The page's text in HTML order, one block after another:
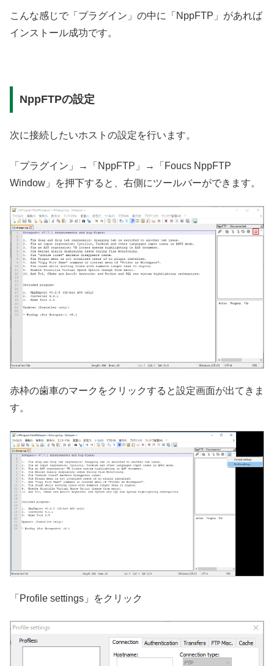
こんな感じで「プラグイン」の中に「NppFTP」があれば
インストール成功です。
NppFTPの設定
次に接続したいホストの設定を行います。
「プラグイン」→「NppFTP」→「Foucs NppFTP
Window」を押下すると、右側にツールバーができます。
赤枠の歯車のマークをクリックすると設定画面が出てきま
す。
「Profile settings」をクリック